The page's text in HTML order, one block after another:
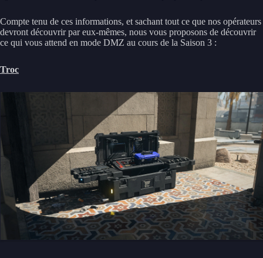
Compte tenu de ces informations, et sachant tout ce que nos opérateurs
devront découvrir par eux-mêmes, nous vous proposons de découvrir
ce qui vous attend en mode DMZ au cours de la Saison 3 :
Troc